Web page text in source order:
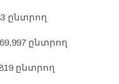
ընտրող
ընտրող
ընտրող